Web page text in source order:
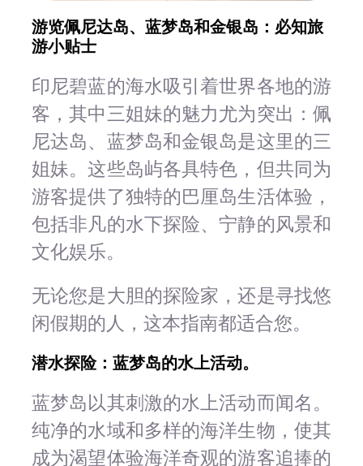
游览佩尼达岛、蓝梦岛和金银岛：必知旅
游小贴士
印尼碧蓝的海水吸引着世界各地的游
客，其中三姐妹的魅力尤为突出：佩
尼达岛、蓝梦岛和金银岛是这里的三
姐妹。这些岛屿各具特色，但共同为
游客提供了独特的巴厘岛生活体验，
包括非凡的水下探险、宁静的风景和
文化娱乐。
无论您是大胆的探险家，还是寻找悠
闲假期的人，这本指南都适合您。
潜水探险：蓝梦岛的水上活动。
蓝梦岛以其刺激的水上活动而闻名。
纯净的水域和多样的海洋生物，使其
成为渴望体验海洋奇观的游客追捧的